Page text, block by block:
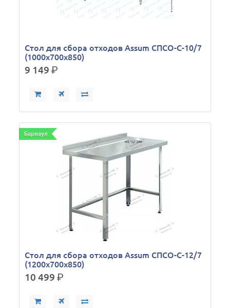
Стол для сбора отходов Assum СПСО-С-10/7
(1000х700х850)
9 149р.
Барнаул
Стол для сбора отходов Assum СПСО-С-12/7
(1200х700х850)
10 499р.